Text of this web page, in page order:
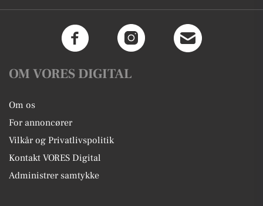
OM VORES DIGITAL
Om os
For annoncører
Vilkår og Privatlivspolitik
Kontakt VORES Digital
Administrer samtykke